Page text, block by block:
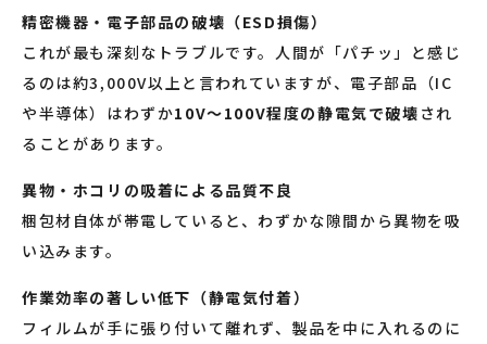
精密機器・電子部品の破壊（ESD損傷）
これが最も深刻なトラブルです。人間が「パチッ」と感じ
るのは約3,000V以上と言われていますが、電子部品（IC
や半導体）はわずか10V〜100V程度の静電気で破壊 され
ることがあります。
異物・ホコリの吸着による品質不良
梱包材自体が帯電していると、わずかな隙間から異物を吸
い込みます。
作業効率の著しい低下（静電気付着）
フィルムが手に張り付いて離れず、製品を中に入れるのに